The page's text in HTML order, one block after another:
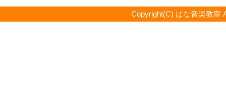
Copyright(C) はな音楽教室